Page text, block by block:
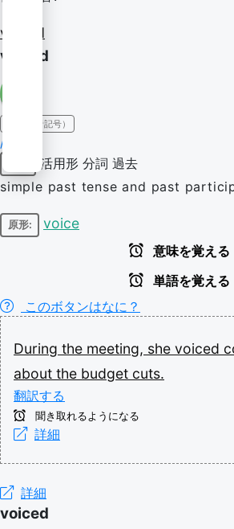
voiced
voiced
IPA（発音記号）
/vɔɪst/
活用形 分詞 過去
simple past tense and past
原形: voice
意味を覚える
単語を覚える
このボタンはなに？
During the meeting, she voiced
about the budget cuts.
翻訳する
聞き取れるようになる
詳細
詳細
voiced